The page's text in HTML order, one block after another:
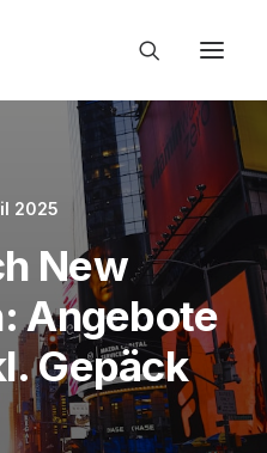
2025
New
Angebote
Gepäck